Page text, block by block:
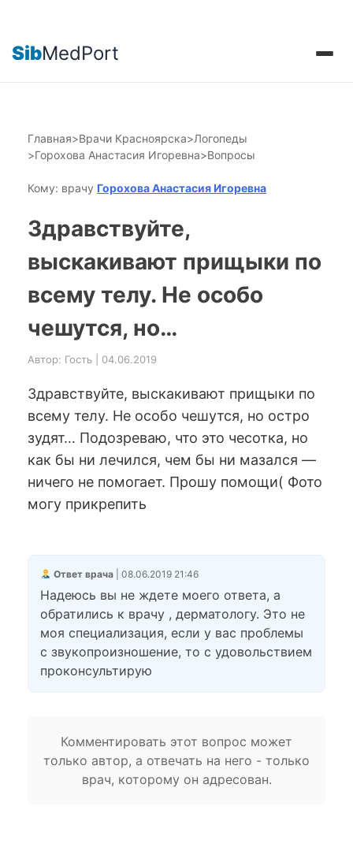
SibMedPort
Главная>Врачи Красноярска>Логопеды
>Горохова Анастасия Игоревна>Вопросы
Кому: врачу Горохова Анастасия Игоревна
Здравствуйте,
выскакивают прищыки по
всему телу. Не особо
чешутся, но…
Автор: Гость | 04.06.2019
Здравствуйте, выскакивают прищыки по
всему телу. Не особо чешутся, но остро
зудят… Подозреваю, что это чесотка, но
как бы ни лечился, чем бы ни мазался —
ничего не помогает. Прошу помощи( Фото
могу прикрепить
Ответ врача| 08.06.2019 21:46
Надеюсь вы не ждете моего ответа, а
обратились к врачу , дерматологу. Это не
моя специализация, если у вас проблемы
с звукопроизношение, то с удовольствием
проконсультирую
Комментировать этот вопрос может
только автор, а отвечать на него - только
врач, которому он адресован.